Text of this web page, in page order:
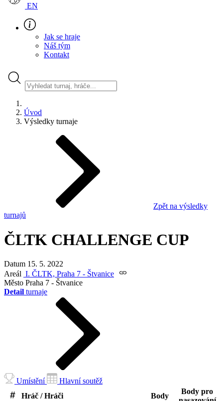
EN
Jak se hraje
Náš tým
Kontakt
Úvod
Výsledky turnaje
Zpět na výsledky
turnajů
ČLTK CHALLENGE CUP
Datum 15. 5. 2022
Areál I. ČLTK, Praha 7 - Štvanice
Město Praha 7 - Štvanice
Detail turnaje
Umístění
Hlavní soutěž
Hráč / Hráči
Body
Body pro